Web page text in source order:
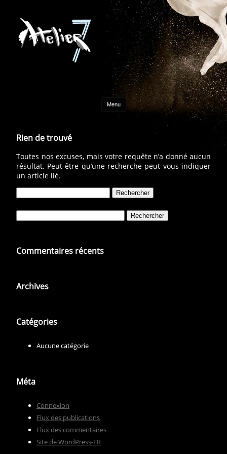
Menu Aller au contenu
Rien de trouvé
Toutes nos excuses, mais votre requête n’a donné aucun
résultat. Peut-être qu’une recherche peut vous indiquer
un article lié.
Commentaires récents
Archives
Catégories
Aucune catégorie
Méta
Connexion
Flux des publications
Flux des commentaires
Site de WordPress-FR